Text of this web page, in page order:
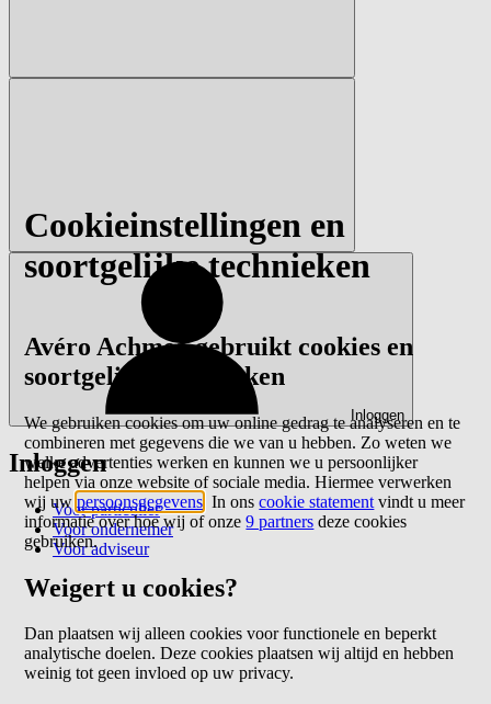
Inloggen
Inloggen
Voor particulier
Voor ondernemer
Voor adviseur
Cookieinstellingen en
soortgelijke technieken
Avéro Achmea gebruikt cookies en
soortgelijke technieken
We gebruiken cookies om uw online gedrag te analyseren en te
combineren met gegevens die we van u hebben. Zo weten we
welke advertenties werken en kunnen we u persoonlijker
helpen via onze website of sociale media. Hiermee verwerken
wij uwpersoonsgegevens . In onscookie statement vindt u meer
informatie over hoe wij of onze9 partners deze cookies
gebruiken.
Weigert u cookies?
Dan plaatsen wij alleen cookies voor functionele en beperkt
analytische doelen. Deze cookies plaatsen wij altijd en hebben
weinig tot geen invloed op uw privacy.